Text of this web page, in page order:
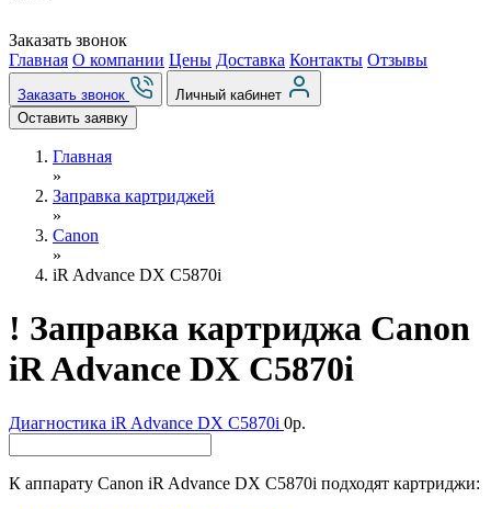
Заказать звонок
Главная О компании Цены Доставка Контакты Отзывы
Заказать звонок
Личный кабинет
Оставить заявку
Главная
»
Заправка картриджей
»
Canon
»
iR Advance DX C5870i
! Заправка картриджа Canon
iR Advance DX C5870i
Диагностика iR Advance DX C5870i 0р.
К аппарату Canon iR Advance DX C5870i подходят картриджи: